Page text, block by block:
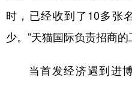
多语种频道
Русский язык
时，已经收到了10多张
少。”天猫国际负责招商的
当首发经济遇到进博